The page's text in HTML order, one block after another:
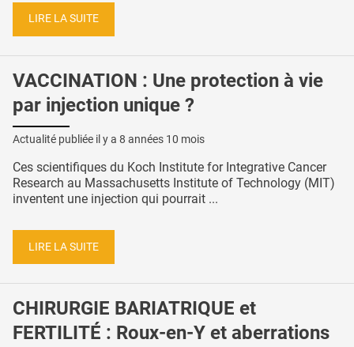
LIRE LA SUITE
VACCINATION : Une protection à vie
par injection unique ?
Actualité publiée il y a 8 années 10 mois
Ces scientifiques du Koch Institute for Integrative Cancer
Research au Massachusetts Institute of Technology (MIT)
inventent une injection qui pourrait ...
LIRE LA SUITE
CHIRURGIE BARIATRIQUE et
FERTILITÉ : Roux-en-Y et aberrations